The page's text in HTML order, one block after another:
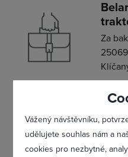
Vážený návštěvníku,
udělujete souhlas nám a
cookies pro nezbytné,
Za